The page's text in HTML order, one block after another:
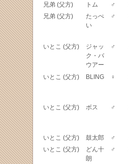
兄弟 (父方) トム ♂
兄弟 (父方)
たっぺ
い
♂
いとこ (父方)
ジャッ
ク・バ
ウアー
♂
いとこ (父方) BLING ♀
いとこ (父方) ボス ♂
いとこ (父方) 鼓太郎 ♂
いとこ (父方)
どん十
朗
♂